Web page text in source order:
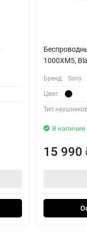
1000XM5,
Бренд: Sony
Цвет:
Тип
В наличии
15 990